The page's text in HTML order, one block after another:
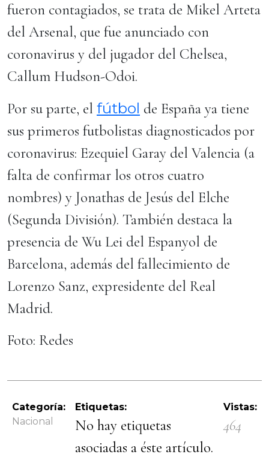
fueron contagiados, se trata de Mikel Arteta
del Arsenal, que fue anunciado con
coronavirus y del jugador del Chelsea,
Callum Hudson-Odoi.
Por su parte, el fútbol de España ya tiene
sus primeros futbolistas diagnosticados por
coronavirus: Ezequiel Garay del Valencia (a
falta de confirmar los otros cuatro
nombres) y Jonathas de Jesús del Elche
(Segunda División). También destaca la
presencia de Wu Lei del Espanyol de
Barcelona, además del fallecimiento de
Lorenzo Sanz, expresidente del Real
Madrid.
Foto: Redes
Categoría:
Nacional
Etiquetas:
No hay etiquetas
asociadas a éste artículo.
Vistas:
464